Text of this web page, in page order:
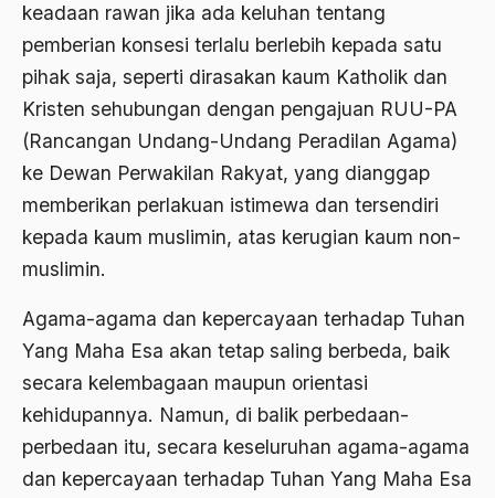
keadaan rawan jika ada keluhan tentang
pemberian konsesi terlalu berlebih kepada satu
pihak saja, seperti dirasakan kaum Katholik dan
Kristen sehubungan dengan pengajuan RUU-PA
(Rancangan Undang-Undang Peradilan Agama)
ke Dewan Perwakilan Rakyat, yang dianggap
memberikan perlakuan istimewa dan tersendiri
kepada kaum muslimin, atas kerugian kaum non-
muslimin.
Agama-agama dan kepercayaan terhadap Tuhan
Yang Maha Esa akan tetap saling berbeda, baik
secara kelembagaan maupun orientasi
kehidupannya. Namun, di balik perbedaan-
perbedaan itu, secara keseluruhan agama-agama
dan kepercayaan terhadap Tuhan Yang Maha Esa
baharuddin Aritonang
Bahasa Indonesia
Bahasa Internasional
Bahasa melayu
Bahsul Masail
Baku Bae
bali
Bambang Pranomo
bangsa
bangsa arab